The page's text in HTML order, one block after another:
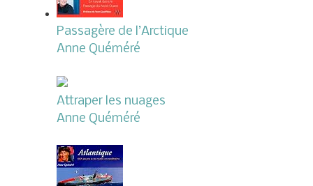
Passagère de l’Arctique
Anne Quéméré
Attraper les nuages
Anne Quéméré